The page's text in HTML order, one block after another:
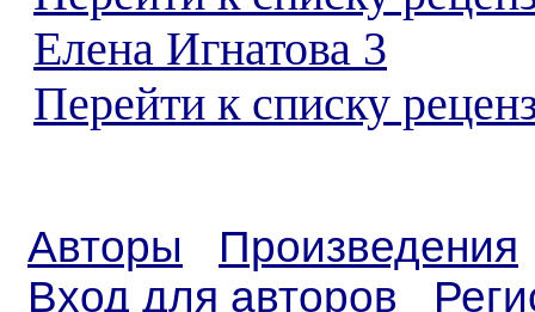
Елена Игнатова 3
Перейти к списку
Авторы
Произведения
Вход для авторов